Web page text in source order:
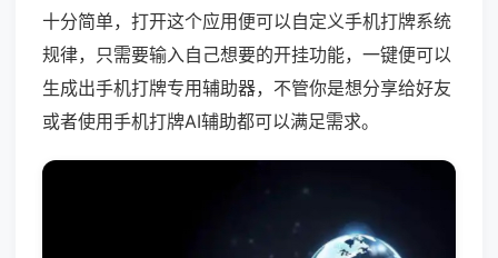
十分简单，打开这个应用便可以自定义手机打牌系统
规律，只需要输入自己想要的开挂功能，一键便可以
生成出手机打牌专用辅助器，不管你是想分享给好友
或者使用手机打牌AI辅助都可以满足需求。